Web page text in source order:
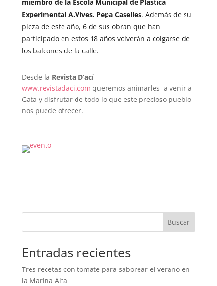
miembro de la Escola Municipal de Plàstica
Experimental A.Vives, Pepa Caselles. Además de su
pieza de este año, 6 de sus obran que han
participado en estos 18 años volverán a colgarse de
los balcones de la calle.
Desde la Revista D’ací
www.revistadaci.com queremos animarles a venir a
Gata y disfrutar de todo lo que este precioso pueblo
nos puede ofrecer.
Buscar
Entradas recientes
Tres recetas con tomate para saborear el verano en
la Marina Alta